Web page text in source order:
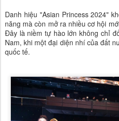
Danh hiệu "Asian Princess 2024"
năng mà còn mở ra nhiều cơ hội
Đây là niềm tự hào lớn không chỉ
Nam, khi một đại diện nhí của đất
quốc tế.